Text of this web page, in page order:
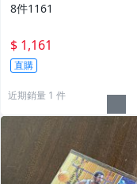
8件1161
$ 1,161
直購
近期銷量 1 件